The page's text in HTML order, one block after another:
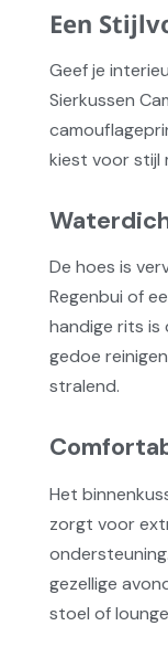
Een
Geef je
Sierkussen
kiest voor stijl
De hoes is
Regenbui of
handige rits is
gedoe
stralend.
Het
zorgt voor
gezellige
stoel of